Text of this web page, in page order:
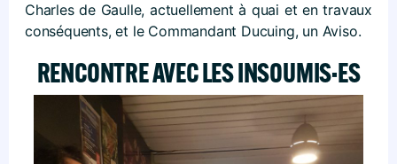
Charles de Gaulle, actuellement à quai et en travaux
conséquents, et le Commandant Ducuing, un Aviso.
RENCONTRE AVEC LES INSOUMIS·ES